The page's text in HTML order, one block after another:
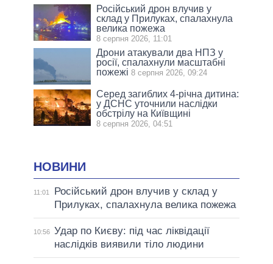
Російський дрон влучив у
склад у Прилуках, спалахнула
велика пожежа
8 серпня 2026, 11:01
Дрони атакували два НПЗ у
росії, спалахнули масштабні
пожежі 8 серпня 2026, 09:24
Серед загиблих 4-річна дитина:
у ДСНС уточнили наслідки
обстрілу на Київщині
8 серпня 2026, 04:51
НОВИНИ
11:01
Російський дрон влучив у склад у
Прилуках, спалахнула велика пожежа
10:56 Удар по Києву: під час ліквідації
наслідків виявили тіло людини